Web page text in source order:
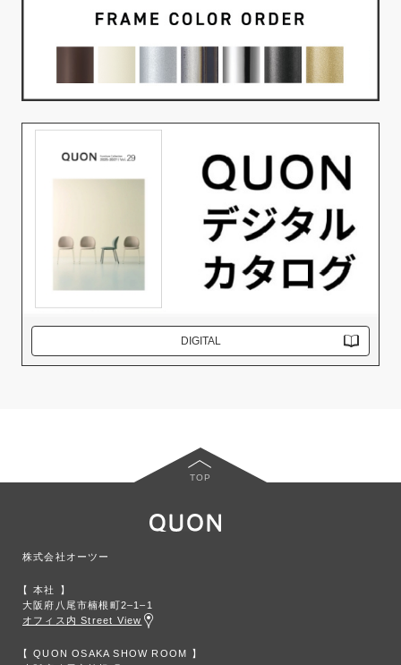
DIGITAL
TOP
株式会社オーツー
本社
大阪府八尾市楠根町2‒1‒1
オフィス内 Street View
QUON OSAKA SHOW ROOM